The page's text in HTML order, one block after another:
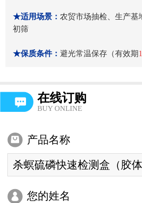
★适用场景：农贸市场抽检、生产基
初筛
★保质条件：避光常温保存（有效期
在线订购
BUY ONLINE
产品名称
您的姓名